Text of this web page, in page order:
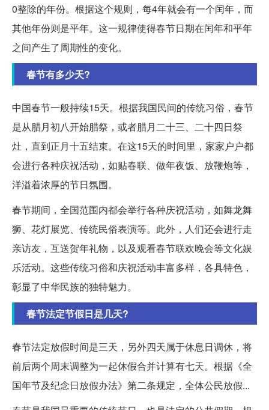
0整除的年份。根据这个规则，每4年就会有一个闰年，而
其他年份则是平年。这一规律使得春节日期在闰年和平年
之间产生了周期性的变化。
春节有多少天?
中国春节一般持续15天。根据我国民间的传统习俗，春节
是从腊月初八开始腊祭，或者腊月二十三、二十四日祭
灶，直到正月十五结束。在这15天的时间里，家家户户都
会进行各种庆祝活动，如贴春联、做年夜饭、放鞭炮等，
洋溢着浓厚的节日氛围。
春节期间，全国范围内都会举行各种庆祝活动，如舞龙舞
狮、花灯展览、传统民俗表演等。此外，人们还会进行走
亲访友，互送贺年礼物，以及观看春节联欢晚会等文化娱
乐活动。这些传统习俗和庆祝活动丰富多样，各具特色，
彰显了中华民族的独特魅力。
春节法定节假日是几天?
春节法定放假时间是三天，另外四天属于休息日调休，将
前后两个周末调整为一起休假合并计算有七天。根据《全
国年节及纪念日放假办法》第二条规定，全体公民放假...